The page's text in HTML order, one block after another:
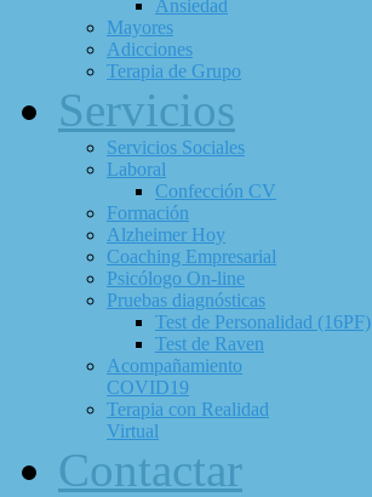
Ansiedad
Mayores
Adicciones
Terapia de Grupo
Servicios
Servicios Sociales
Laboral
Confección CV
Formación
Alzheimer Hoy
Coaching Empresarial
Psicólogo On-line
Pruebas diagnósticas
Test de Personalidad (16PF)
Test de Raven
Acompañamiento
COVID19
Terapia con Realidad
Virtual
Contactar